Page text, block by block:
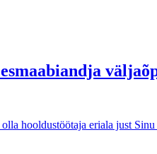
hooldustöötaja eriala just